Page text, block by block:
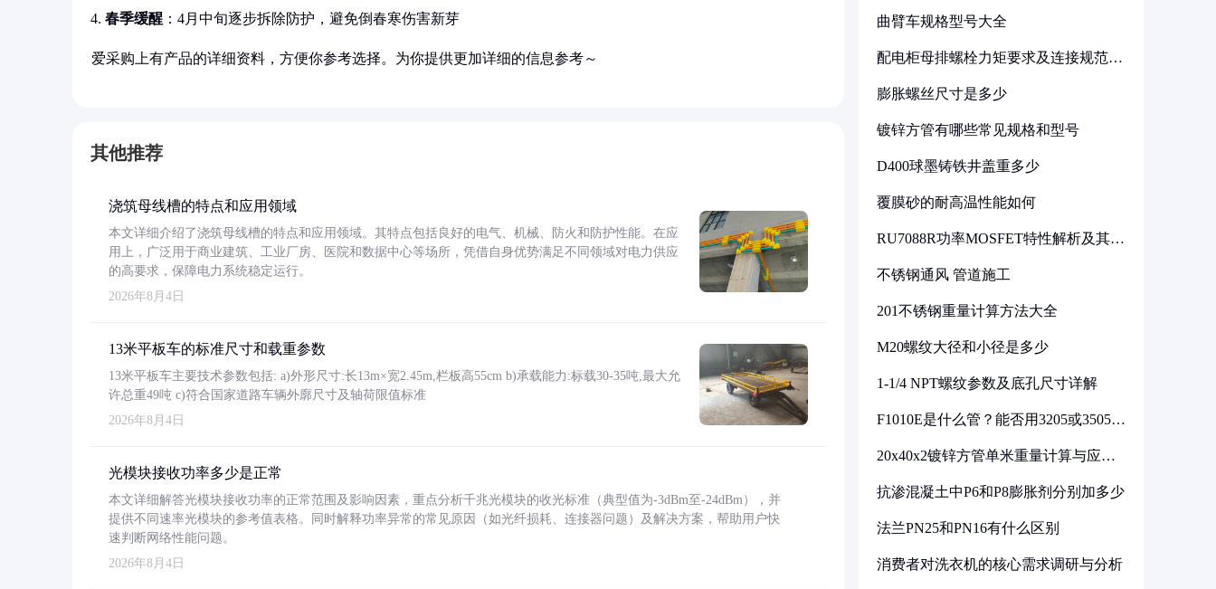
春季缓醒 ：4月中旬逐步拆除防护，避免倒春寒伤害新芽
爱采购上有产品的详细资料，方便你参考选择。为你提供更加详细的信息参考～
其他推荐
浇筑母线槽的特点和应用领域
本文详细介绍了浇筑母线槽的特点和应用领域。其特点包括良好的电气、机械、防火和防护性能。在应
用上，广泛用于商业建筑、工业厂房、医院和数据中心等场所，凭借自身优势满足不同领域对电力供应
的高要求，保障电力系统稳定运行。
2026年8月4日
13米平板车的标准尺寸和载重参数
13米平板车主要技术参数包括: a)外形尺寸:长13m×宽2.45m,栏板高55cm b)承载能力:标载30-35吨,最大允
许总重49吨 c)符合国家道路车辆外廓尺寸及轴荷限值标准
2026年8月4日
光模块接收功率多少是正常
本文详细解答光模块接收功率的正常范围及影响因素，重点分析千兆光模块的收光标准（典型值为-3dBm至-24dBm），并
提供不同速率光模块的参考值表格。同时解释功率异常的常见原因（如光纤损耗、连接器问题）及解决方案，帮助用户快
速判断网络性能问题。
2026年8月4日
曲臂车规格型号大全
配电柜母排螺栓力矩要求及连接规范详
膨胀螺丝尺寸是多少
镀锌方管有哪些常见规格和型号
D400球墨铸铁井盖重多少
覆膜砂的耐高温性能如何
RU7088R功率MOSFET特性解析及其在
不锈钢通风 管道施工
201不锈钢重量计算方法大全
M20螺纹大径和小径是多少
1-1/4 NPT螺纹参数及底孔尺寸详解
F1010E是什么管？能否用3205或3505代
20x40x2镀锌方管单米重量计算与应用
抗渗混凝土中P6和P8膨胀剂分别加多少
法兰PN25和PN16有什么区别
消费者对洗衣机的核心需求调研与分析